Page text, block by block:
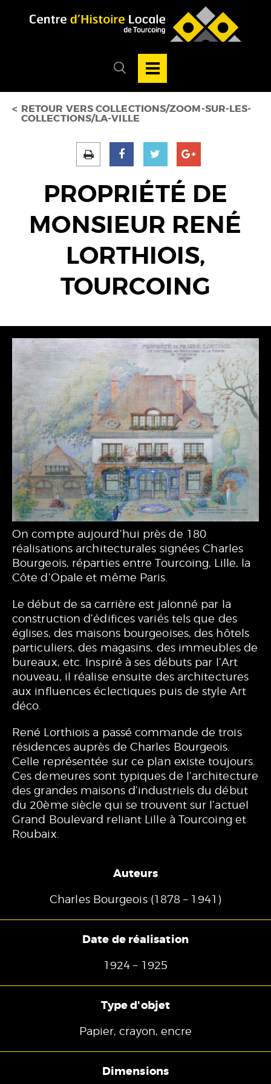
Ouvrir/Fermer
la
RETOUR VERS COLLECTIONS/ZOOM-SUR-LES-
COLLECTIONS/LA-VILLE
PROPRIÉTÉ DE
MONSIEUR RENÉ
LORTHIOIS,
TOURCOING
On compte aujourd’hui près de 180
réalisations architecturales signées Charles
Bourgeois, réparties entre Tourcoing, Lille, la
Côte d’Opale et même Paris.
Le début de sa carrière est jalonné par la
construction d’édifices variés tels que des
églises, des maisons bourgeoises, des hôtels
particuliers, des magasins, des immeubles de
bureaux, etc. Inspiré à ses débuts par l’Art
nouveau, il réalise ensuite des architectures
aux influences éclectiques puis de style Art
déco.
René Lorthiois a passé commande de trois
résidences auprès de Charles Bourgeois.
Celle représentée sur ce plan existe toujours.
Ces demeures sont typiques de l’architecture
des grandes maisons d’industriels du début
du 20ème siècle qui se trouvent sur l’actuel
Grand Boulevard reliant Lille à Tourcoing et
Roubaix.
Auteurs
Charles Bourgeois (1878 – 1941)
Date de réalisation
1924 – 1925
Type d'objet
Papier, crayon, encre
Dimensions